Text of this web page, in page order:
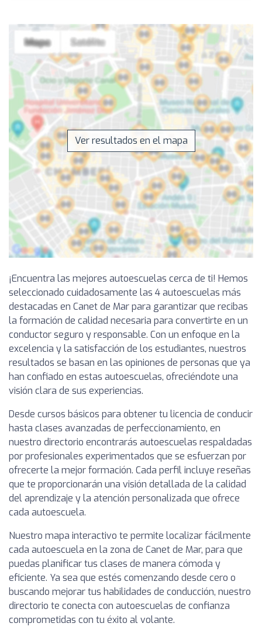
Ver resultados en el mapa
¡Encuentra las mejores autoescuelas cerca de ti! Hemos
seleccionado cuidadosamente las 4 autoescuelas más
destacadas en Canet de Mar para garantizar que recibas
la formación de calidad necesaria para convertirte en un
conductor seguro y responsable. Con un enfoque en la
excelencia y la satisfacción de los estudiantes, nuestros
resultados se basan en las opiniones de personas que ya
han confiado en estas autoescuelas, ofreciéndote una
visión clara de sus experiencias.
Desde cursos básicos para obtener tu licencia de conducir
hasta clases avanzadas de perfeccionamiento, en
nuestro directorio encontrarás autoescuelas respaldadas
por profesionales experimentados que se esfuerzan por
ofrecerte la mejor formación. Cada perfil incluye reseñas
que te proporcionarán una visión detallada de la calidad
del aprendizaje y la atención personalizada que ofrece
cada autoescuela.
Nuestro mapa interactivo te permite localizar fácilmente
cada autoescuela en la zona de Canet de Mar, para que
puedas planificar tus clases de manera cómoda y
eficiente. Ya sea que estés comenzando desde cero o
buscando mejorar tus habilidades de conducción, nuestro
directorio te conecta con autoescuelas de confianza
comprometidas con tu éxito al volante.